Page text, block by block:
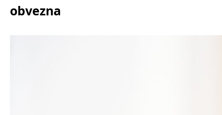
obvezna